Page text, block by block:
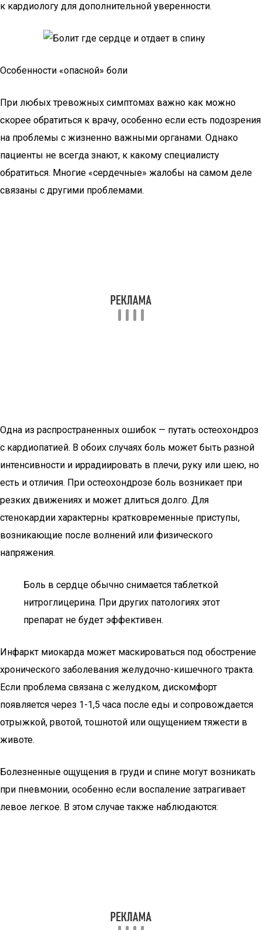
к кардиологу для дополнительной уверенности.
Особенности «опасной» боли
При любых тревожных симптомах важно как можно
скорее обратиться к врачу, особенно если есть подозрения
на проблемы с жизненно важными органами. Однако
пациенты не всегда знают, к какому специалисту
обратиться. Многие «сердечные» жалобы на самом деле
связаны с другими проблемами.
Одна из распространенных ошибок — путать остеохондроз
с кардиопатией. В обоих случаях боль может быть разной
интенсивности и иррадиировать в плечи, руку или шею, но
есть и отличия. При остеохондрозе боль возникает при
резких движениях и может длиться долго. Для
стенокардии характерны кратковременные приступы,
возникающие после волнений или физического
напряжения.
Боль в сердце обычно снимается таблеткой
нитроглицерина. При других патологиях этот
препарат не будет эффективен.
Инфаркт миокарда может маскироваться под обострение
хронического заболевания желудочно-кишечного тракта.
Если проблема связана с желудком, дискомфорт
появляется через 1-1,5 часа после еды и сопровождается
отрыжкой, рвотой, тошнотой или ощущением тяжести в
животе.
Болезненные ощущения в груди и спине могут возникать
при пневмонии, особенно если воспаление затрагивает
левое легкое. В этом случае также наблюдаются: